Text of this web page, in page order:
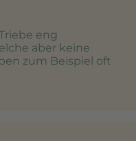
eng
aber keine
zum Beispiel oft